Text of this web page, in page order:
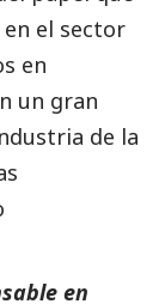
el sector
en
un gran
de la
en